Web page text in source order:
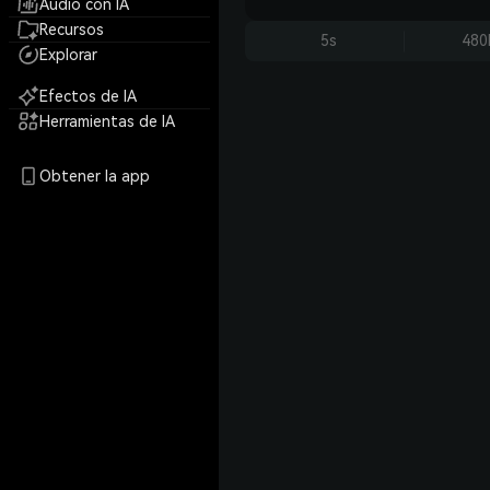
Audio con IA
Recursos
Explorar
Efectos de IA
Herramientas de IA
Obtener la app
5s